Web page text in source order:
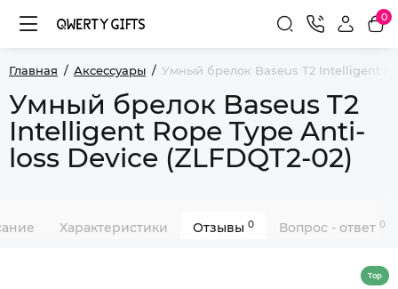
0
Главная Аксессуары Умный брелок Baseus T2 Intelligent
Умный брелок Baseus T2
Intelligent Rope Type Anti-
loss Device (ZLFDQT2-02)
Характеристики Отзывы 0 Вопрос - ответ 0
Top